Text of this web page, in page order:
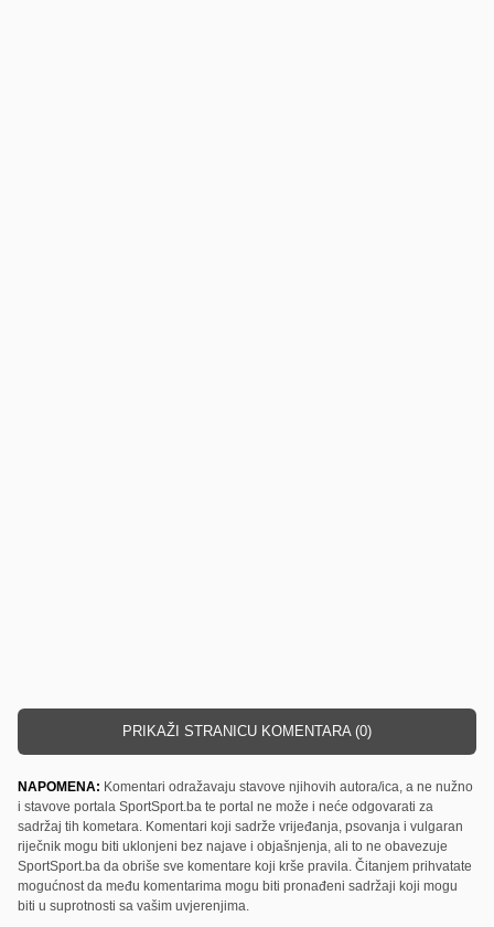
PRIKAŽI STRANICU KOMENTARA (0)
NAPOMENA: Komentari odražavaju stavove njihovih autora/ica, a ne nužno
i stavove portala SportSport.ba te portal ne može i neće odgovarati za
sadržaj tih kometara. Komentari koji sadrže vrijeđanja, psovanja i vulgaran
riječnik mogu biti uklonjeni bez najave i objašnjenja, ali to ne obavezuje
SportSport.ba da obriše sve komentare koji krše pravila. Čitanjem prihvatate
mogućnost da među komentarima mogu biti pronađeni sadržaji koji mogu
biti u suprotnosti sa vašim uvjerenjima.